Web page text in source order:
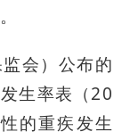
会）公布的
生率表（20
的重疾发生